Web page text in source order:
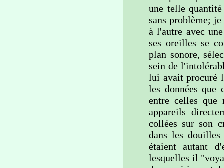
une telle
sans problème;
à l'autre avec
ses oreilles se
plan sonore,
sein de
lui avait procuré
les données que
entre celles que
appareils
collées sur son
dans les
étaient autant
lesquelles il